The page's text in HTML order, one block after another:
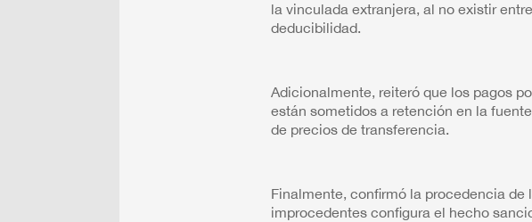
la vinculada extranjera, al no existir
deducibilidad.
Adicionalmente, reiteró que los pagos
están sometidos a retención en la
de precios de transferencia.
Finalmente, confirmó la procedencia
improcedentes configura el hecho